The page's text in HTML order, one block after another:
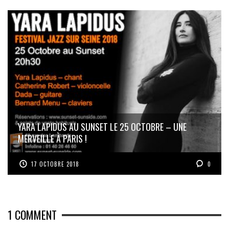
YARA LAPIDUS AU SUNSET LE 25 OCTOBRE – UNE
MERVEILLE À PARIS !
17 OCTOBRE 2018 0
1 COMMENT